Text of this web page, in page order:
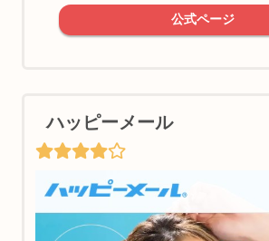
公式ページ
ハッピーメール